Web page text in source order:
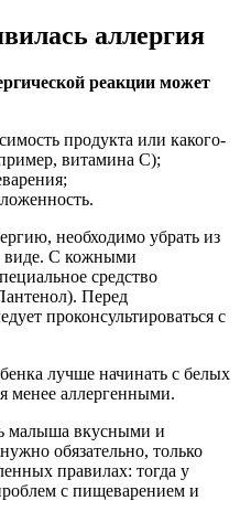
аллергия
реакции может
продукта или какого-
витамина С);
необходимо убрать из
виде. С кожными
средство
Перед
проконсультироваться с
лучше начинать с белых
менее аллергенными.
малыша вкусными и
обязательно, только
правилах: тогда у
с пищеварением и